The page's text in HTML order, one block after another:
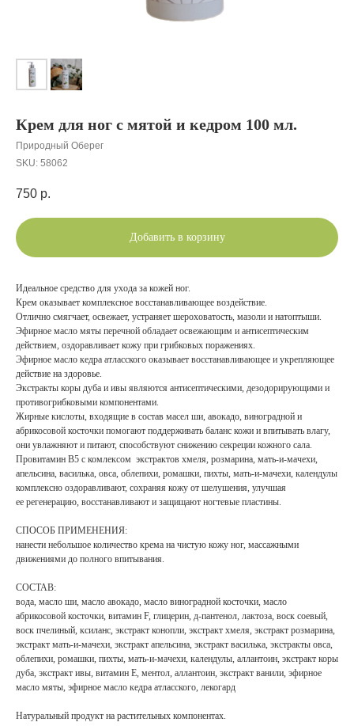
Крем для ног с мятой и кедром 100 мл.
Природный Оберег
SKU: 58062
750 р.
Добавить в корзину
Идеальное средство для ухода за кожей ног.
Крем оказывает комплексное восстанавливающее воздействие.
Отлично смягчает, освежает, устраняет шероховатость, мазоли и натоптыши.
Эфирное масло мяты перечной обладает освежающим и антисептическим
действием, оздоравливает кожу при грибковых поражениях.
Эфирное масло кедра атласского оказывает восстанавливающее и укрепляющее
действие на здоровье.
Экстракты коры дуба и ивы являются антисептическими, дезодорирующими и
противогрибковыми компонентами.
Жирные кислоты, входящие в состав масел ши, авокадо, виноградной и
абрикосовой косточки помогают поддерживать баланс кожи и впитывать влагу,
они увлажняют и питают, способствуют снижению секреции кожного сала.
Провитамин B5 c комлексом экстрактов хмеля, розмарина, мать-и-мачехи,
апельсина, василька, овса, облепихи, ромашки, пихты, мать-и-мачехи, календулы
комплексно оздоравливают, сохраняя кожу от шелушения, улучшая
ее регенерацию, восстанавливают и защищают ногтевые пластины.
СПОСОБ ПРИМЕНЕНИЯ:
нанести небольшое количество крема на чистую кожу ног, массажными
движениями до полного впитывания.
СОСТАВ:
вода, масло ши, масло авокадо, масло виноградной косточки, масло
абрикосовой косточки, витамин F, глицерин, д-пантенол, лактоза, воск соевый,
воск пчелиный, ксиланс, экстракт конопли, экстракт хмеля, экстракт розмарина,
экстракт мать-и-мачехи, экстракт апельсина, экстракт василька, экстракты овса,
облепихи, ромашки, пихты, мать-и-мачехи, календулы, аллантоин, экстракт коры
дуба, экстракт ивы, витамин E, ментол, аллантоин, экстракт ванили, эфирное
масло мяты, эфирное масло кедра атласского, лекогард
Натуральный продукт на растительных компонентах.